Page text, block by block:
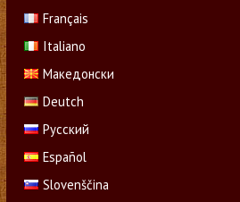
Français
Italiano
Македонски
Deutch
Русский
Español
Slovenščina